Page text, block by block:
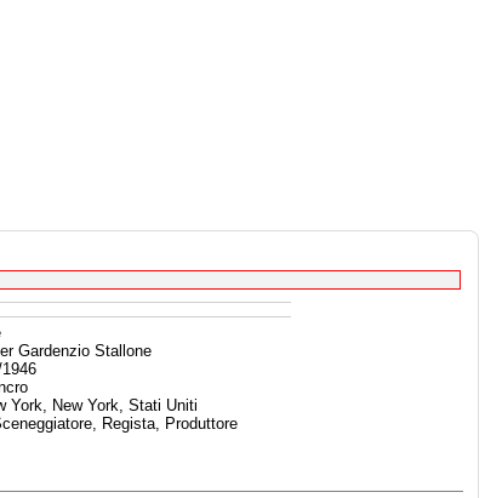
Gardenzio Stallone
York, New York, Stati Uniti
Regista, Produttore